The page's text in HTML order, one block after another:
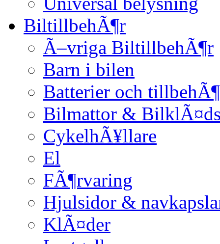
BiltillbehÃ¶r
Ã–vriga BiltillbehÃ¶r
Barn i bilen
Batterier och
Bilmattor &
CykelhÃ¥llare
El
FÃ¶rvaring
Hjulsidor &
KlÃ¤der